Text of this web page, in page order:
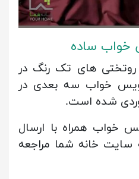
خواب ساده
روتختی های تک رنگ در
خواب سه بعدی در
شده است.
خواب همراه با ارسال
سایت خانه شما مراجعه